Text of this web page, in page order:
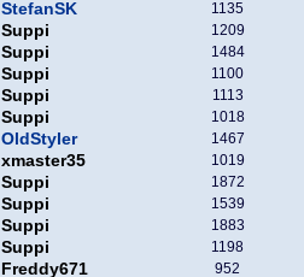
StefanSK 1135
Suppi 1209
Suppi 1484
Suppi 1100
Suppi 1113
Suppi 1018
OldStyler 1467
xmaster35 1019
Suppi 1872
Suppi 1539
Suppi 1883
Suppi 1198
Freddy671 952